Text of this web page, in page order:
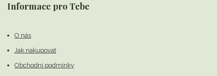
Informace pro Tebe
O nás
Jak nakupovat
Obchodní podmínky